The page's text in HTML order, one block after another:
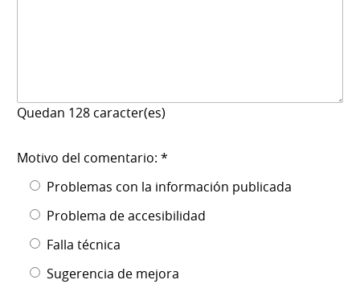
Quedan 128 caracter(es)
Motivo del comentario: *
Problemas con la información publicada
Problema de accesibilidad
Falla técnica
Sugerencia de mejora